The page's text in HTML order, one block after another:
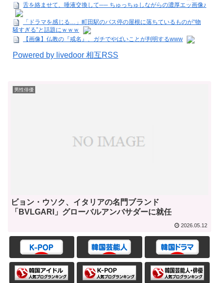
舌を絡ませて、唾液交換して── ちゅっちゅしながらの濃厚エッ画像♪
「ドラマを感じる…」町田駅のバス停の屋根に落ちているものが“物
騒すぎる”と話題にｗｗｗ
【画像】仏教の『戒名』、ガチでやばいことが判明するwww
Powered by livedoor 相互RSS
男性俳優
ビョン・ウソク、イタリアの名門ブランド
「BVLGARI」グローバルアンバサダーに就任
2026.05.12